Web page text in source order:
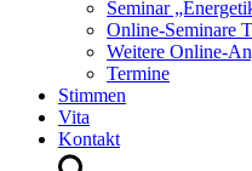
Seminar
Online-Seminare
Weitere Online-
Termine
Stimmen
Vita
Kontakt